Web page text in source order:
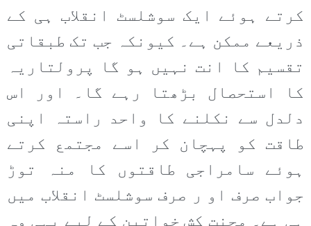
کرتے ہوئے ایک سوشلسٹ انقلاب ہی کے
ذریعے ممکن ہے۔ کیونکہ جب تک طبقاتی
تقسیم کا انت نہیں ہو گا پرولتاریہ
کا استحصال بڑھتا رہے گا۔ اور اس
دلدل سے نکلنے کا واحد راستہ اپنی
طاقت کو پہچان کر اسے مجتمع کرتے
ہوئے سامراجی طاقتوں کا منہ توڑ
جواب صرف او ر صرف سوشلسٹ انقلاب میں